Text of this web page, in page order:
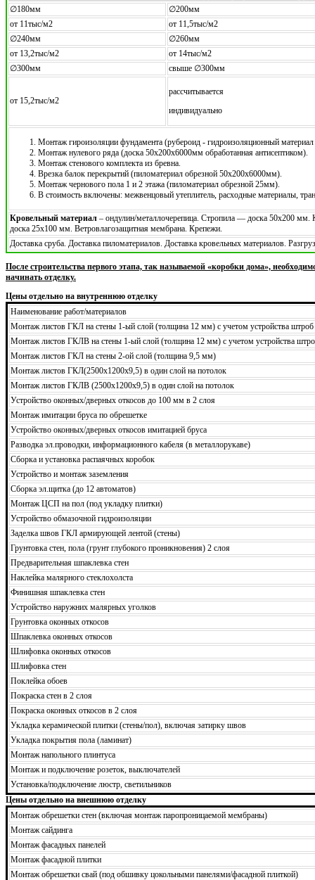
∅180мм
∅200мм
от 11тыс/м2
от 11,5тыс/м2
∅240мм
∅260мм
от 13,2тыс/м2
от 14тыс/м2
∅300мм
свыше ∅300мм
от 15,2тыс/м2
рассчитывается
индивидуально
Монтаж гироизоляции фундамента (рубероид - гидроизоляционный
Монтаж нулевого ряда (доска 50х200х6000мм обработанная антисептиком).
Монтаж стенового комплекта из бревна.
Врезка балок перекрытий (пиломатериал обрезной 50х200х6000мм).
Монтаж чернового пола 1 и 2 этажа (пиломатериал обрезной 25мм).
В стоимость включены: межвенцовый утеплитель, расходные материалы,
Кровельный материал – ондулин/металлочерепица. Стропила — доска 50х200
доска 25х100 мм. Ветровлагозащитная мембрана. Крепежи.
Доставка сруба. Доставка пиломатериалов. Доставка кровельных материалов.
После строительства первого этапа, так называемой «коробки дома»,
начинать отделку.
Цены отдельно на внутреннюю отделку
Наименование работ/материалов
Монтаж листов ГКЛ на стены 1-ый слой (толщина 12 мм) с учетом устройства штроб
Монтаж листов ГКЛВ на стены 1-ый слой (толщина 12 мм) с учетом устройства
Монтаж листов ГКЛ на стены 2-ой слой (толщина 9,5 мм)
Монтаж листов ГКЛ(2500х1200х9,5) в один слой на потолок
Монтаж листов ГКЛВ (2500х1200х9,5) в один слой на потолок
Устройство оконных/дверных откосов до 100 мм в 2 слоя
Монтаж имитации бруса по обрешетке
Устройство оконных/дверных откосов имитацией бруса
Разводка эл.проводки, информационного кабеля (в металлорукаве)
Сборка и установка распаячных коробок
Устройство и монтаж заземления
Сборка эл.щитка (до 12 автоматов)
Монтаж ЦСП на пол (под укладку плитки)
Устройство обмазочной гидроизоляции
Заделка швов ГКЛ армирующей лентой (стены)
Грунтовка стен, пола (грунт глубокого проникновения) 2 слоя
Предварительная шпаклевка стен
Наклейка малярного стеклохолста
Финишная шпаклевка стен
Устройство наружних малярных уголков
Грунтовка оконных откосов
Шпаклевка оконных откосов
Шлифовка оконных откосов
Шлифовка стен
Поклейка обоев
Покраска стен в 2 слоя
Покраска оконных откосов в 2 слоя
Укладка керамической плитки (стены/пол), включая затирку швов
Укладка покрытия пола (ламинат)
Монтаж напольного плинтуса
Монтаж и подключение розеток, выключателей
Установка/подключение люстр, светильников
Цены отдельно на внешнюю отделку
Монтаж обрешетки стен (включая монтаж паропроницаемой мембраны)
Монтаж сайдинга
Монтаж фасадных панелей
Монтаж фасадной плитки
Монтаж обрешетки свай (под обшивку цокольными панелями/фасадной плиткой)